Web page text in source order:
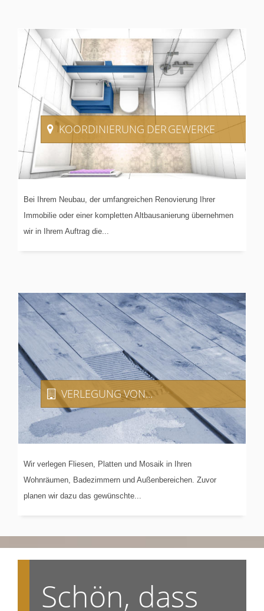
KOORDINIERUNG DER GEWERKE
Bei Ihrem Neubau, der umfangreichen Renovierung Ihrer
Immobilie oder einer kompletten Altbausanierung übernehmen
wir in Ihrem Auftrag die...
VERLEGUNGVON...
Wir verlegen Fliesen, Platten und Mosaik in Ihren
Wohnräumen, Badezimmern und Außenbereichen. Zuvor
planen wir dazu das gewünschte...
Schön, dass